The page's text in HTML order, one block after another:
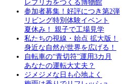
レプリカをつくる博物館
参加者募集！好評につき第2弾
リビング特別体験イベント
夏休み！ 親子で工場見学
私たちの視線・始点 拡大版！
身近な自然が世界を広げる！
自転車の“青切符”運用3カ月
あなたの運転大丈夫？
ジメジメな日も心地よく